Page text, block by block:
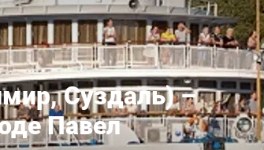
Суздаль) –
Павел